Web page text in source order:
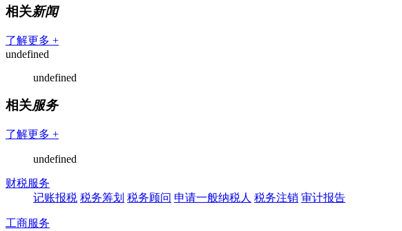
相关新闻
了解更多 +
undefined
undefined
相关服务
了解更多 +
undefined
财税服务
记账报税 税务筹划 税务顾问 申请一般纳税人 税务注销 审计报告
工商服务